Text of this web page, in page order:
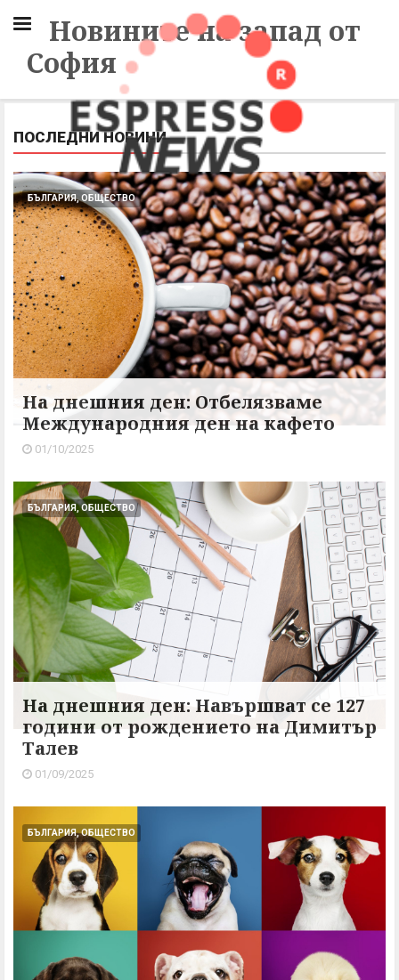
Новините на запад от
София
ПОСЛЕДНИ НОВИНИ
БЪЛГАРИЯ, ОБЩЕСТВО
На днешния ден: Отбелязваме
Международния ден на кафето
01/10/2025
БЪЛГАРИЯ, ОБЩЕСТВО
На днешния ден: Навършват се 127
години от рождението на Димитър
Талев
01/09/2025
БЪЛГАРИЯ, ОБЩЕСТВО